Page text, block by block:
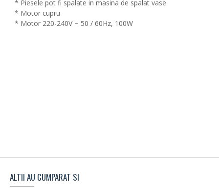
* Piesele pot fi spalate in masina de spalat vase
* Motor cupru
* Motor 220-240V ~ 50 / 60Hz, 100W
ALTII AU CUMPARAT SI